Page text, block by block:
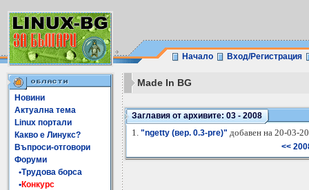
Начало Вход/Регистрация
Новини
Актуална тема
Linux портали
Какво е Линукс?
Въпроси-отговори
Форуми
•Трудова борса
•Конкурс
Made In BG
Заглавия от архивите: 03 - 2008
1. "ngetty (вер. 0.3-pre)" добавен на 20-03-
<<